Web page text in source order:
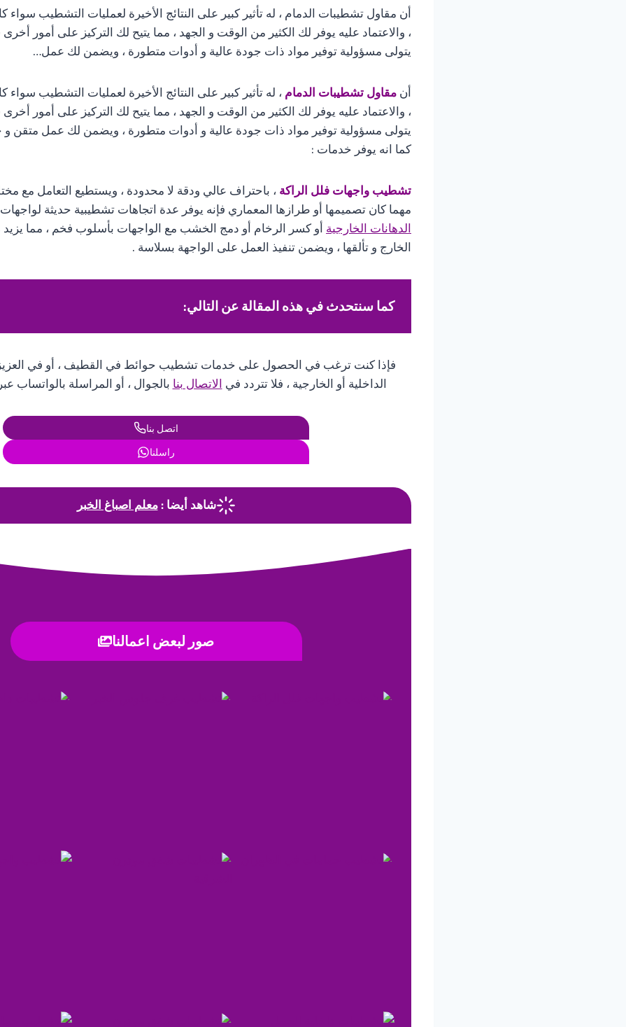
أن مقاول تشطيبات الدمام ، له تأثير كبير على النتائج الأخيرة لعمليات التشطيب سواء
، والاعتماد عليه يوفر لك الكثير من الوقت و الجهد ، مما يتيح لك التركيز على أمور
يتولى مسؤولية توفير مواد ذات جودة عالية و أدوات متطورة ، ويضمن لك عمل…
أنمقاول تشطيبات الدمام، له تأثير كبير على النتائج الأخيرة لعمليات التشطيب سواء
، والاعتماد عليه يوفر لك الكثير من الوقت و الجهد ، مما يتيح لك التركيز على أمور
يتولى مسؤولية توفير مواد ذات جودة عالية و أدوات متطورة ، ويضمن لك عمل متقن و
كما انه يوفر خدمات :
تشطيب واجهات فلل الراكة، باحتراف عالي ودقة لا محدودة ، ويستطيع التعامل مع
مهما كان تصميمها أو طرازها المعماري فإنه يوفر عدة اتجاهات تشطيبية حديثة
الدهانات الخارجيةأو كسر الرخام أو دمج الخشب مع الواجهات بأسلوب فخم ، مما يزيد
الخارج و تألقها ، ويضمن تنفيذ العمل على الواجهة بسلاسة .
كما سنتحدث في هذه المقالة عن التالي:
فإذا كنت ترغب في الحصول على خدمات تشطيب حوائط في القطيف ، أو في
الداخلية أو الخارجية ، فلا تتردد فيالاتصال بنابالجوال ، أو المراسلة بالواتساب عبر
اتصل بنا
راسلنا
شاهد أيضا :معلم اصباغ الخبر
صور لبعض اعمالنا